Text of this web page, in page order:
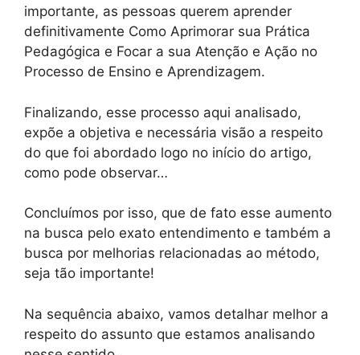
importante, as pessoas querem aprender
definitivamente Como Aprimorar sua Prática
Pedagógica e Focar a sua Atenção e Ação no
Processo de Ensino e Aprendizagem.
Finalizando, esse processo aqui analisado,
expõe a objetiva e necessária visão a respeito
do que foi abordado logo no início do artigo,
como pode observar…
Concluímos por isso, que de fato esse aumento
na busca pelo exato entendimento e também a
busca por melhorias relacionadas ao método,
seja tão importante!
Na sequência abaixo, vamos detalhar melhor a
respeito do assunto que estamos analisando